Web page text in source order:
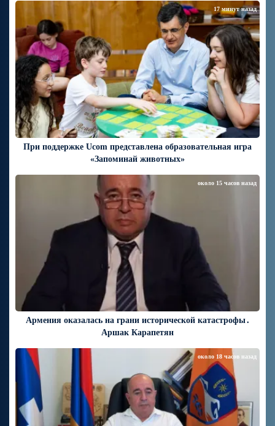
При поддержке Ucom представлена образовательная игра
«Запоминай животных»
17 минут назад
Армения оказалась на грани исторической катастрофы․
Аршак Карапетян
около 15 часов назад
около 18 часов назад